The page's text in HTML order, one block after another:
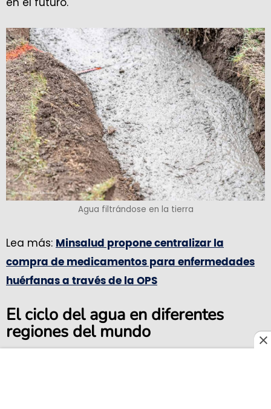
Agua filtrándose en la tierra
Lea más: Minsalud propone centralizar la
compra de medicamentos para enfermedades
huérfanas a través de la OPS
El ciclo del agua en diferentes
regiones del mundo